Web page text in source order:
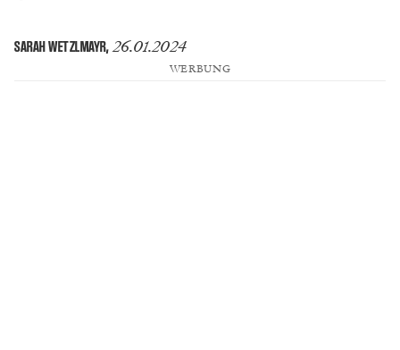
SARAH WETZLMAYR, 26.01.2024
WERBUNG